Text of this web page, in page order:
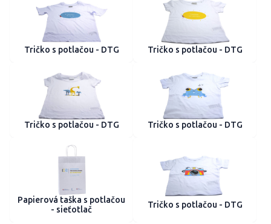
Tričko s potlačou - DTG Tričko s potlačou - DTG
Tričko s potlačou - DTG Tričko s potlačou - DTG
Papierová taška s potlačou
- sieťotlač
Tričko s potlačou - DTG